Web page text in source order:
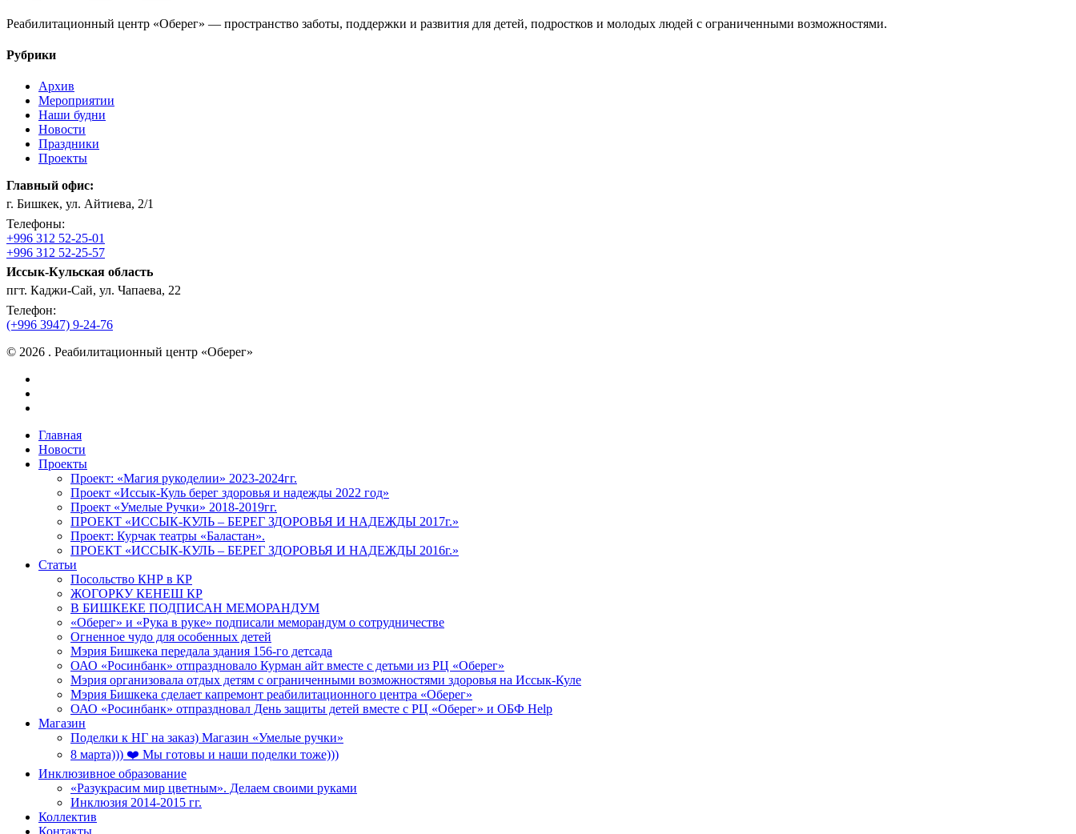
Реабилитационный центр «Оберег» — пространство заботы, поддержки и развития для детей, подростков и молодых людей с ограниченными возможностями.
Рубрики
Архив
Мероприятии
Наши будни
Новости
Праздники
Проекты
Главный офис:
г. Бишкек, ул. Айтиева, 2/1
Телефоны:
+996 312 52-25-01
+996 312 52-25-57
Иссык-Кульская область
пгт. Каджи-Сай, ул. Чапаева, 22
Телефон:
(+996 3947) 9-24-76
© 2026 . Реабилитационный центр «Оберег»
Close
Menu
Главная
Новости
Проекты
Проект: «Магия рукоделии» 2023-2024гг.
Проект «Иссык-Куль берег здоровья и надежды 2022 год»
Проект «Умелые Ручки» 2018-2019гг.
ПРОЕКТ «ИССЫК-КУЛЬ – БЕРЕГ ЗДОРОВЬЯ И НАДЕЖДЫ 2017г.»
Проект: Курчак театры «Баластан».
ПРОЕКТ «ИССЫК-КУЛЬ – БЕРЕГ ЗДОРОВЬЯ И НАДЕЖДЫ 2016г.»
Статьи
Посольство КНР в КР
ЖОГОРКУ КЕНЕШ КР
В БИШКЕКЕ ПОДПИСАН МЕМОРАНДУМ
«Оберег» и «Рука в руке» подписали меморандум о сотрудничестве
Огненное чудо для особенных детей
Мэрия Бишкека передала здания 156-го детсада
ОАО «Росинбанк» отпраздновало Курман айт вместе с детьми из РЦ «Оберег»
Мэрия организовала отдых детям с ограниченными возможностями здоровья на Иссык-Куле
Мэрия Бишкека сделает капремонт реабилитационного центра «Оберег»
ОАО «Росинбанк» отпраздновал День защиты детей вместе с РЦ «Оберег» и ОБФ Help
Магазин
Поделки к НГ на заказ) Магазин «Умелые ручки»
8 марта))) ❤️ Мы готовы и наши поделки тоже)))
Инклюзивное образование
«Разукрасим мир цветным». Делаем своими руками
Инклюзия 2014-2015 гг.
Коллектив